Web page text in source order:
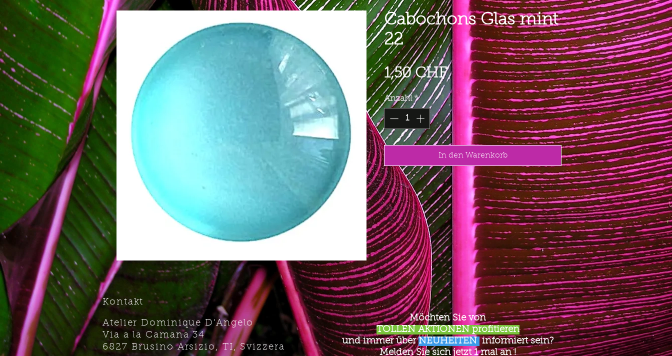
Cabochons Glas mint
22
1,50 CHFPreis
Anzahl *
In den Warenkorb
Kontakt
Atelier Dominique D'Angelo
Via a la Camana 34
6827 Brusino Arsizio, TI, Svizzera
Möchten Sie von
TOLLEN AKTIONEN profitieren
und immer überNEUHEITEN informiert sein?
Melden Sie sich jetzt 1 mal an !